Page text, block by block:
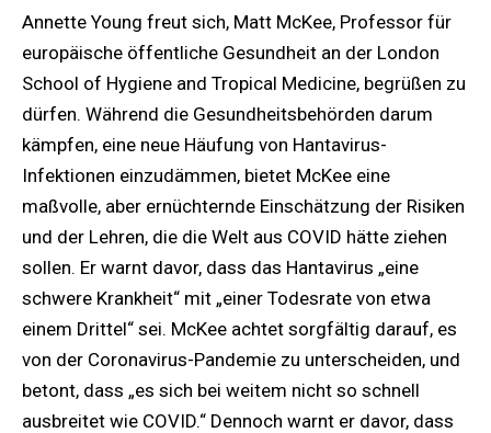
Annette Young freut sich, Matt McKee, Professor für
europäische öffentliche Gesundheit an der London
School of Hygiene and Tropical Medicine, begrüßen zu
dürfen. Während die Gesundheitsbehörden darum
kämpfen, eine neue Häufung von Hantavirus-
Infektionen einzudämmen, bietet McKee eine
maßvolle, aber ernüchternde Einschätzung der Risiken
und der Lehren, die die Welt aus COVID hätte ziehen
sollen. Er warnt davor, dass das Hantavirus „eine
schwere Krankheit“ mit „einer Todesrate von etwa
einem Drittel“ sei. McKee achtet sorgfältig darauf, es
von der Coronavirus-Pandemie zu unterscheiden, und
betont, dass „es sich bei weitem nicht so schnell
ausbreitet wie COVID.“ Dennoch warnt er davor, dass